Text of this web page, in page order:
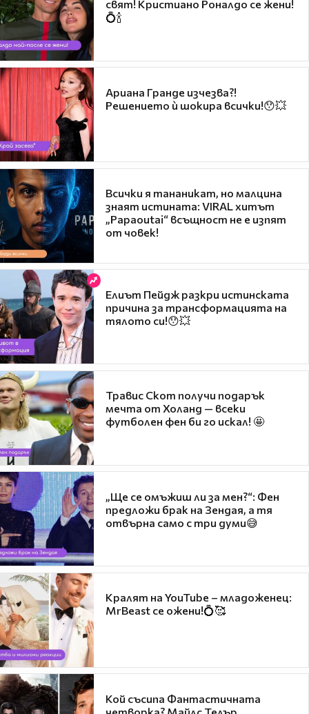
свят! Кристиано Роналдо се жени!
💍🍾
Ариана Гранде изчезва?!
Решението ѝ шокира всички!😯💥
Всички я тананикат, но малцина
знаят истината: VIRAL хитът
„Papaoutai“ всъщност не е изпят
от човек!
Елиът Пейдж разкри истинската
причина за трансформацията на
тялото си!😯💥
Травис Скот получи подарък
мечта от Холанд — всеки
футболен фен би го искал! 🤩
„Ще се омъжиш ли за мен?“: Фен
предложи брак на Зендая, а тя
отвърна само с три думи😅
Кралят на YouTube – младоженец:
MrBeast се ожени!💍🥰
Кой съсипа Фантастичната
четворка? Майлс Телър